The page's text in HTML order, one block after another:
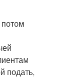
подать,